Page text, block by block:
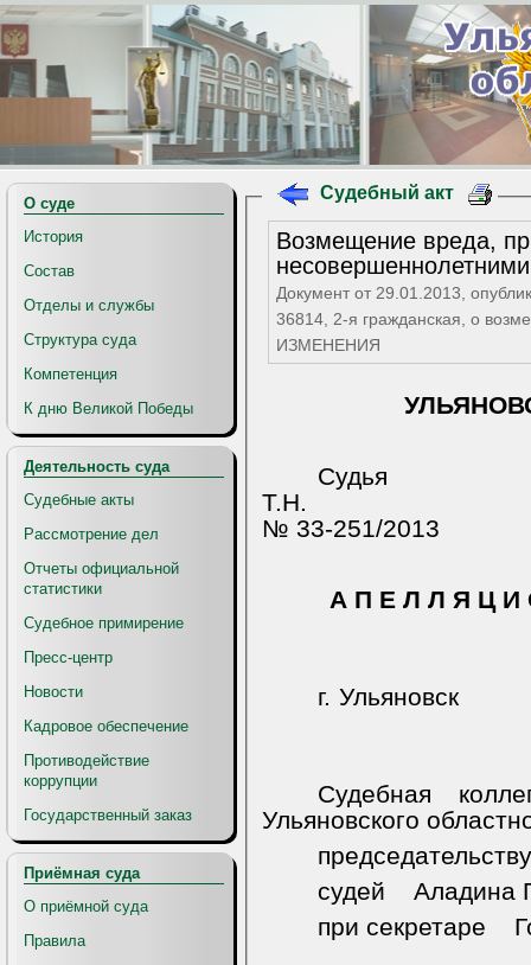
О суде
История
Состав
Отделы и службы
Структура суда
Компетенция
К дню Великой Победы
Деятельность суда
Судебные акты
Рассмотрение дел
Отчеты официальной
статистики
Судебное примирение
Пресс-центр
Новости
Кадровое обеспечение
Противодействие
коррупции
Государственный заказ
Приёмная суда
О приёмной суда
Правила
Судебный акт
Возмещение вреда,
несовершеннолетними
Документ от 29.01.2013,
36814, 2-я гражданская, о
ИЗМЕНЕНИЯ
Т.Н.
№ 33-251/2013
А П Е Л Л Я Ц И
г. Ульяновск
Судебная
Ульяновского
судей
Аладина
при секретаре